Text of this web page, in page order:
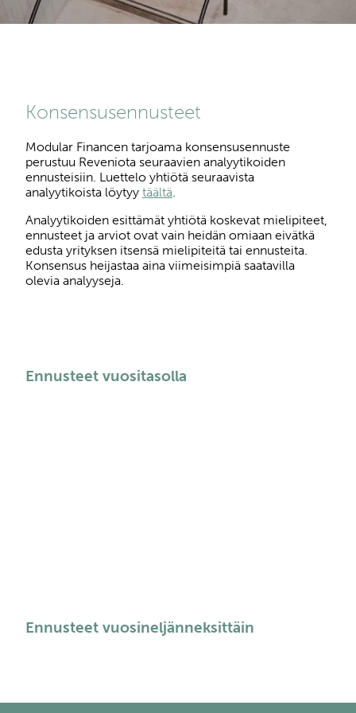
Konsensusennusteet
Modular Financen tarjoama konsensusennuste
perustuu Reveniota seuraavien analyytikoiden
ennusteisiin. Luettelo yhtiötä seuraavista
analyytikoista löytyy täältä.
Analyytikoiden esittämät yhtiötä koskevat mielipiteet,
ennusteet ja arviot ovat vain heidän omiaan eivätkä
edusta yrityksen itsensä mielipiteitä tai ennusteita.
Konsensus heijastaa aina viimeisimpiä saatavilla
olevia analyyseja.
Ennusteet vuositasolla
Ennusteet vuosineljänneksittäin